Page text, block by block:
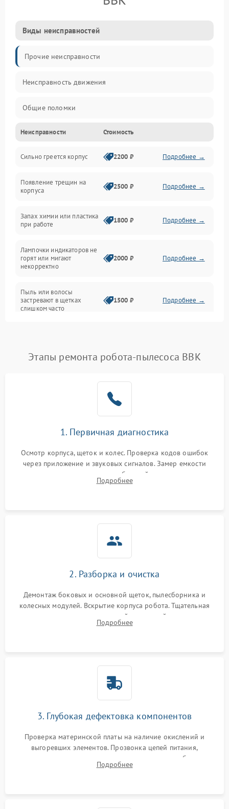
Виды неисправностей
Прочие неисправности
Неисправность движения
Общие поломки
Неисправность датчиков
Неисправность программного обеспечения
Проблемы с сигналом
Батарея
Программные сбои
Неисправности Стоимость
Сильно греется корпус 2200 ₽ Подробнее →
Появление трещин на
корпуса
2500 ₽ Подробнее →
Запах химии или пластика
при работе
1800 ₽ Подробнее →
Лампочки индикаторов не
горят или мигают
некорректно
2000 ₽ Подробнее →
Пыль или волосы
застревают в щетках
слишком часто
1500 ₽ Подробнее →
Этапы ремонта робота-пылесоса BBK
1. Первичная диагностика
Осмотр корпуса, щеток и колес. Проверка кодов ошибок
через приложение и звуковых сигналов. Замер емкости
аккумулятора и тестирование базовой станции зарядки.
Оценка работы лидара, бампера и датчиков падения для
Подробнее
2. Разборка и очистка
Демонтаж боковых и основной щеток, пылесборника и
колесных модулей. Вскрытие корпуса робота. Тщательная
очистка внутренних полостей, шестерней и плат от
скопившейся пыли, волос и шерсти животных с
Подробнее
3. Глубокая дефектовка компонентов
Проверка материнской платы на наличие окислений и
выгоревших элементов. Прозвонка цепей питания,
тестирование приводных моторов колес и турбины
всасывания. Оценка состояния оптических и инфракрасных
Подробнее